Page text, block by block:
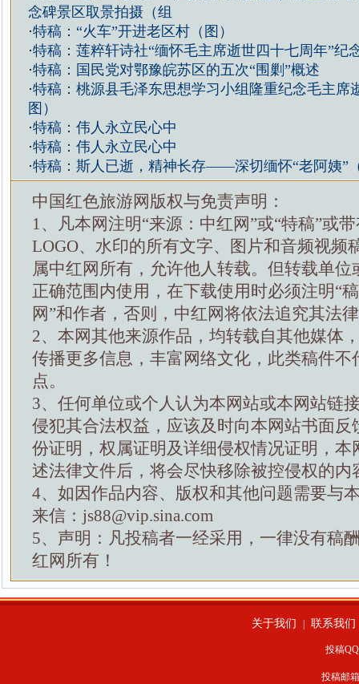
念碑景区取景拍摄（组
·特稿：“火车”开进老区村（图）
·特稿：莲粹轩诗社“缅怀毛主席逝世四十七周年”纪
·特稿：国民党对鄂豫皖苏区的五次“围剿”概述
·特稿：桃源县毛泽东思想学习小组隆重纪念毛主席
图）
·特稿：伟人永立民心中
·特稿：伟人永立民心中
·特稿：斯人已逝，精神长存——深切缅怀“老阿姨”
中国红色旅游网版权与免责声明：
1、凡本网注明“来源：中红网”或“特稿”或
LOGO、水印的所有文字、图片和音频视频
属中红网所有，允许他人转载。但转载单位
正确范围内使用，在下载使用时必须注明“
网”和作者，否则，中红网将依法追究其法
2、本网其他来源作品，均转载自其他媒体
传播更多信息，丰富网络文化，此类稿件不
点。
3、任何单位或个人认为本网站或本网站链
侵犯其合法权益，应该及时向本网站书面反
份证明，权属证明及详细侵权情况证明，本
述法律文件后，将会尽快移除被控侵权的内
4、如因作品内容、版权和其他问题需要与
来信：js88@vip.sina.com
5、声明：凡投稿者一经采用，一律没有稿
红网所有！
关于我们 联系我们
投稿
投稿邮